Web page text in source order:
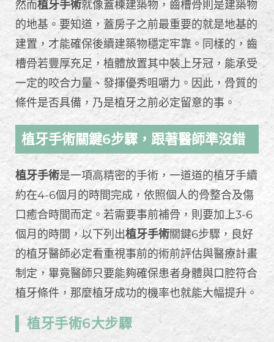
然而植牙手術就像蓋棟建築物，齒槽骨則是建築物
的地基。要知道，蓋房子之前最重要的就是地基的
建置，才能確保後續建築物穩定牢靠。同樣的，齒
槽骨若豐厚充足，植體放置其中裝上牙冠，能承受
一定的咬合力量、發揮優秀咀嚼力。因此，骨質的
條件是否具備，乃是植牙之前必定留意的事。
植牙手術關鍵6步驟，跟著醫師準沒錯
植牙手術是一項高精密的手術，一道道的植牙手續
約在4-6個月的時間完成，依照個人的骨整合及傷
口癒合時間而定。若需要事前補骨，則要加上3-6
個月的時間，以下列出植牙手術關鍵6步驟，良好
的植牙醫師必定看重視事前的術前評估與醫療計畫
制定，畢竟醫師只要能夠確保患者身體與口腔符合
植牙條件，那麼植牙成功的機率也就能大幅提升。
植牙手術6大步驟